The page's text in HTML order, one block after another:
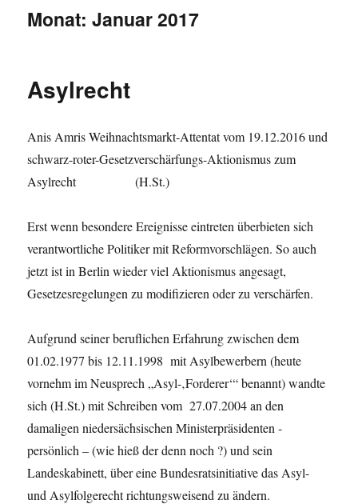
Monat:Januar 2017
Asylrecht
Anis Amris Weihnachtsmarkt-Attentat vom 19.12.2016 und
schwarz-roter-Gesetzverschärfungs-Aktionismus zum
Asylrecht (H.St.)
Erst wenn besondere Ereignisse eintreten überbieten sich
verantwortliche Politiker mit Reformvorschlägen. So auch
jetzt ist in Berlin wieder viel Aktionismus angesagt,
Gesetzesregelungen zu modifizieren oder zu verschärfen.
Aufgrund seiner beruflichen Erfahrung zwischen dem
01.02.1977 bis 12.11.1998 mit Asylbewerbern (heute
vornehm im Neusprech „Asyl-‚Forderer‘“ benannt) wandte
sich (H.St.) mit Schreiben vom 27.07.2004 an den
damaligen niedersächsischen Ministerpräsidenten -
persönlich – (wie hieß der denn noch ?) und sein
Landeskabinett, über eine Bundesratsinitiative das Asyl-
und Asylfolgerecht richtungsweisend zu ändern.